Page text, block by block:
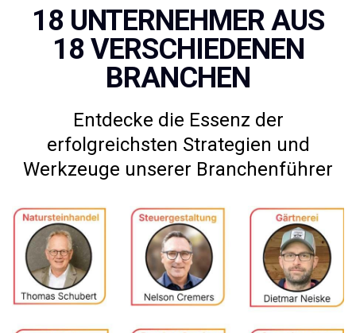
18 UNTERNEHMER AUS
18 VERSCHIEDENEN
BRANCHEN
Entdecke die Essenz der
erfolgreichsten Strategien und
Werkzeuge unserer Branchenführer